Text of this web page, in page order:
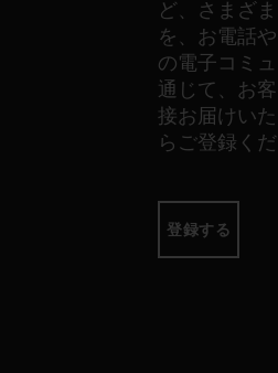
ど、さまざ
を、お電話
の電子コミ
通じて、お
接お届けいた
らご登録くだ
登録する